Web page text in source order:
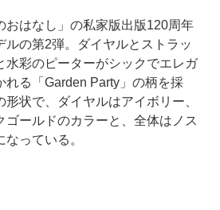
おはなし」の私家版出版120周年
ルの第2弾。ダイヤルとストラッ
水彩のピーターがシックでエレガ
れる「Garden Party」の柄を採
状で、ダイヤルはアイボリー、
ゴールドのカラーと、全体はノス
っている。